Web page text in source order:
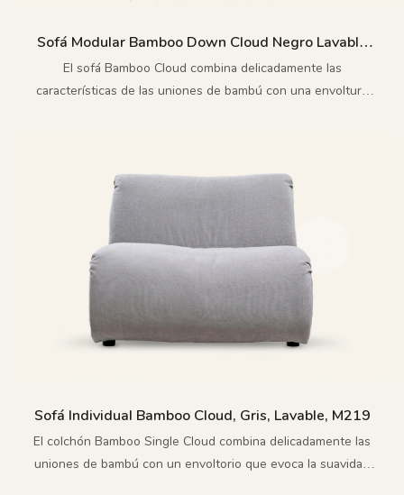
Sofá Modular Bamboo Down Cloud Negro Lavable
M219
El sofá Bamboo Cloud combina delicadamente las
características de las uniones de bambú con una envoltura
Sofá Individual Bamboo Cloud, Gris, Lavable, M219
El colchón Bamboo Single Cloud combina delicadamente las
uniones de bambú con un envoltorio que evoca la suavidad